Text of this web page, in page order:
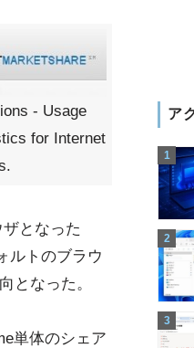
- Usage
for Internet
となった
ルトのブラウ
となった。
単体のシェア
ア